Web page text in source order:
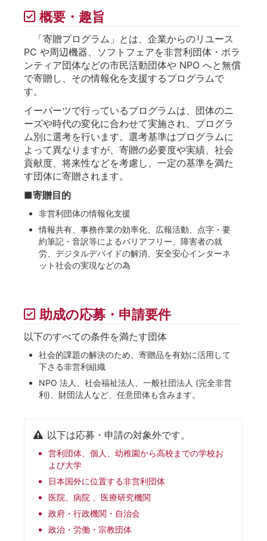
概要・趣旨
「寄贈プログラム」とは、企業からのリユース
PC や周辺機器、ソフトフェアを非営利団体・ボラ
ンティア団体などの市民活動団体や NPO へと無償
で寄贈し、その情報化を支援するプログラムで
す。
イーパーツで行っているプログラムは、団体のニ
ーズや時代の変化に合わせて実施され、プログラ
ム別に選考を行います。選考基準はプログラムに
よって異なりますが、寄贈の必要度や実績、社会
貢献度、将来性などを考慮し、一定の基準を満た
す団体に寄贈されます。
■寄贈目的
非営利団体の情報化支援
情報共有、事務作業の効率化、広報活動、点字・要
約筆記・音訳等によるバリアフリー、障害者の就
労、デジタルデバイドの解消、安全安心インターネ
ット社会の実現などの為
助成の応募・申請要件
以下のすべての条件を満たす団体
社会的課題の解決のため、寄贈品を有効に活用して
下さる非営利組織
NPO 法人、社会福祉法人、一般社団法人 (完全非営
利)、財団法人など、任意団体も含みます。
以下は応募・申請の対象外です。
営利団体、個人、幼稚園から高校までの学校お
よび大学
日本国外に位置する非営利団体
医院、病院 、医療研究機関
政府・行政機関・自治会
政治・労働・宗教団体